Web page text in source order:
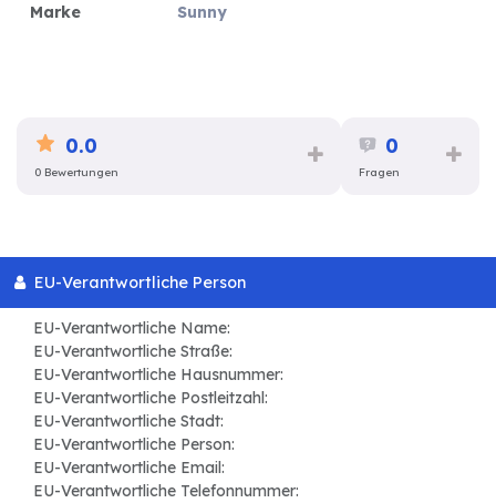
Marke
Sunny
0.0
0 Bewertungen
0
Fragen
EU-Verantwortliche Person
EU-Verantwortliche Name:
EU-Verantwortliche Straße:
EU-Verantwortliche Hausnummer:
EU-Verantwortliche Postleitzahl:
EU-Verantwortliche Stadt:
EU-Verantwortliche Person:
EU-Verantwortliche Email:
EU-Verantwortliche Telefonnummer: